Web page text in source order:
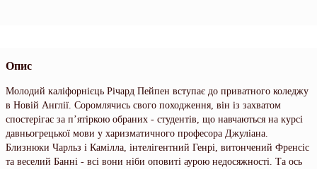
Опис
Молодий каліфорнієць Річард Пейпен вступає до приватного коледжу
в Новій Англії. Соромлячись свого походження, він із захватом
спостерігає за п’ятіркою обраних - студентів, що навчаються на курсі
давньогрецької мови у харизматичного професора Джуліана.
Близнюки Чарльз і Камілла, інтелігентний Генрі, витончений Френсіс
та веселий Банні - всі вони ніби оповиті аурою недосяжності. Та ось